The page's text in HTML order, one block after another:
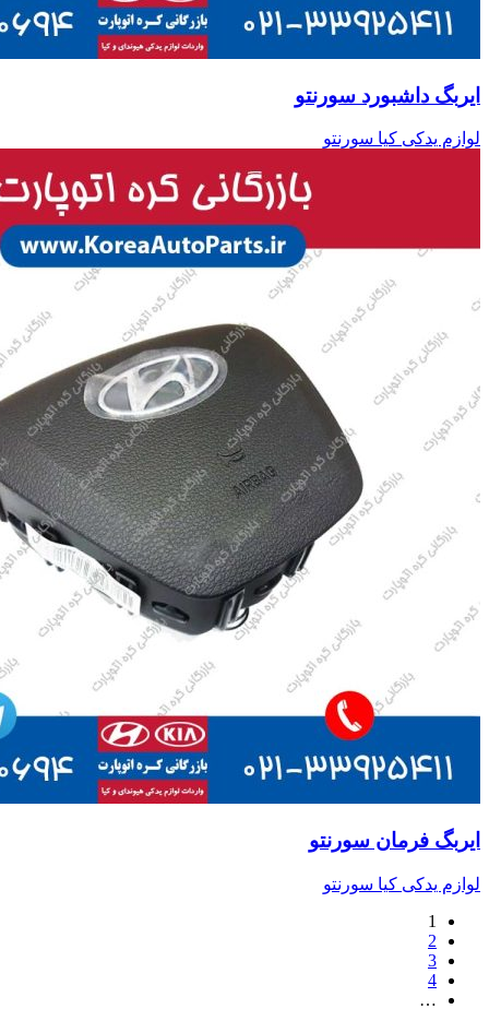
ایربگ داشبورد سورنتو
لوازم یدکی کیا سورنتو
ایربگ فرمان سورنتو
لوازم یدکی کیا سورنتو
1
2
3
4
…